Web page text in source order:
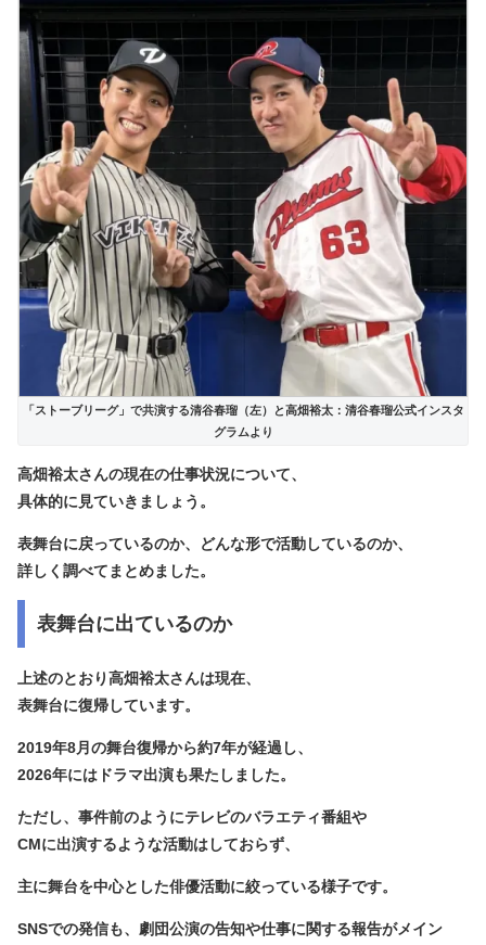
「ストーブリーグ」で共演する清谷春瑠（左）と高畑裕太：清谷春瑠公式インスタ
グラムより
高畑裕太さんの現在の仕事状況について、
具体的に見ていきましょう。
表舞台に戻っているのか、どんな形で活動しているのか、
詳しく調べてまとめました。
表舞台に出ているのか
上述のとおり高畑裕太さんは現在、
表舞台に復帰しています。
2019年8月の舞台復帰から約7年が経過し、
2026年にはドラマ出演も果たしました。
ただし、事件前のようにテレビのバラエティ番組や
CMに出演するような活動はしておらず、
主に舞台を中心とした俳優活動に絞っている様子です。
SNSでの発信も、劇団公演の告知や仕事に関する報告がメイン